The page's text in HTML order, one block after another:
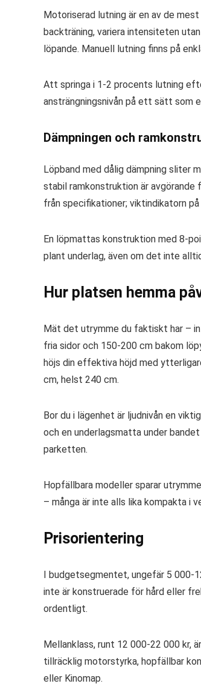
Motoriserad lutning är en av de
backträning, variera intensiteten
löpande. Manuell lutning finns på
Att springa i 1-2 procents lutning
ansträngningsnivån på ett sätt som
Dämpningen och
Löpband med dålig dämpning sliter
stabil ramkonstruktion är
från specifikationer; viktindikatorn
En löpmattas konstruktion med 8-
plant underlag, även om det inte
Hur platsen hemma
Mät det utrymme du faktiskt har –
fria sidor och 150-200 cm bakom
höjs din effektiva höjd med
cm, helst 240 cm.
Bor du i lägenhet är ljudnivån en
och en underlagsmatta under
parketten.
Hopfällbara modeller sparar
– många är inte alls lika kompakta i
Prisorientering
I budgetsegmentet, ungefär 5 000-
inte är konstruerade för hård eller
ordentligt.
Mellanklass, runt 12 000-22 000 kr,
tillräcklig motorstyrka, hopfällbar
eller Kinomap.